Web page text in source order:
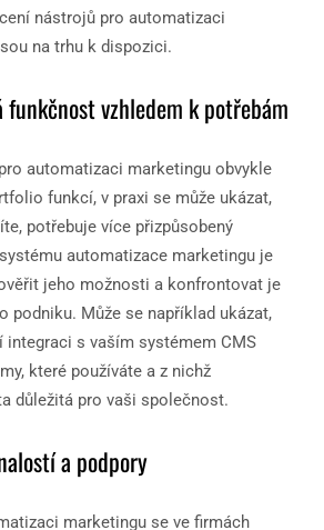
nástrojů pro automatizaci
na trhu k dispozici.
funkčnost vzhledem k potřebám
automatizaci marketingu obvykle
funkcí, v praxi se může ukázat,
potřebuje více přizpůsobený
automatizace marketingu je
jeho možnosti a konfrontovat je
podniku. Může se například ukázat,
integraci s vaším systémem CMS
které používáte a z nichž
důležitá pro vaši společnost.
a podpory
marketingu se ve firmách